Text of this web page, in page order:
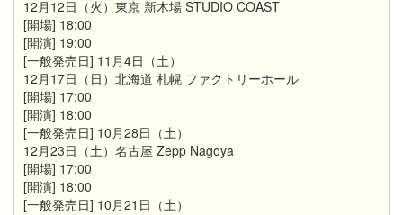
12月12日（火）東京 新木場 STUDIO COAST
[開場] 18:00
[開演] 19:00
[一般発売日] 11月4日（土）
12月17日（日）北海道 札幌 ファクトリーホール
[開場] 17:00
[開演] 18:00
[一般発売日] 10月28日（土）
12月23日（土）名古屋 Zepp Nagoya
[開場] 17:00
[開演] 18:00
[一般発売日] 10月21日（土）